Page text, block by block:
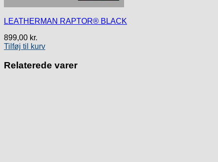
LEATHERMAN RAPTOR® BLACK
899,00 kr.
Tilføj til kurv
Relaterede varer